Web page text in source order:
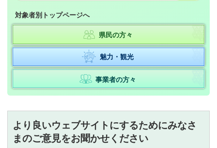
対象者別トップページへ
県民の方々
魅力・観光
事業者の方々
より良いウェブサイトにするためにみなさ
まのご意見をお聞かせください